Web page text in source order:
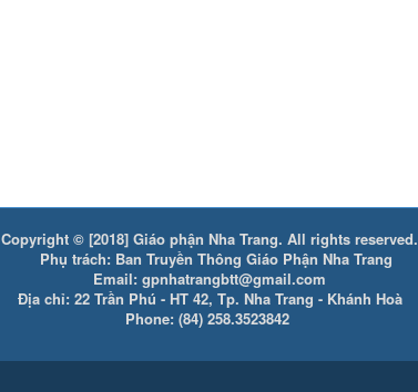
Copyright © [2018] Giáo phận Nha Trang. All rights reserved.
Phụ trách: Ban Truyền Thông Giáo Phận Nha Trang
Email: gpnhatrangbtt@gmail.com
Địa chỉ: 22 Trần Phú - HT 42, Tp. Nha Trang - Khánh Hoà
Phone: (84) 258.3523842